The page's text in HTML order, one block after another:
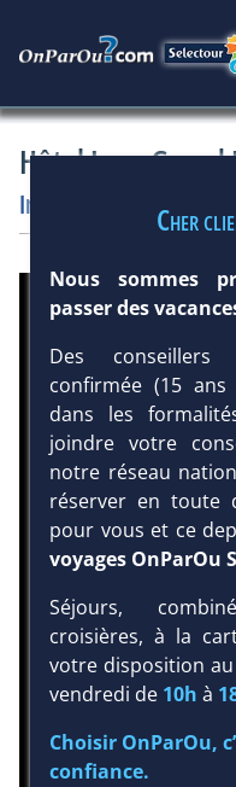
Hôtel Inna Grand
Indonésie/Bali /
Cher
Nous sommes
passer des
Des conseillers
confirmée (15 ans
dans les
joindre votre
notre réseau
réserver en toute
pour vous et ce
voyages OnParOu
Séjours,
croisières, à la
votre disposition au
vendredi de 10h à
Choisir OnParOu,
confiance.